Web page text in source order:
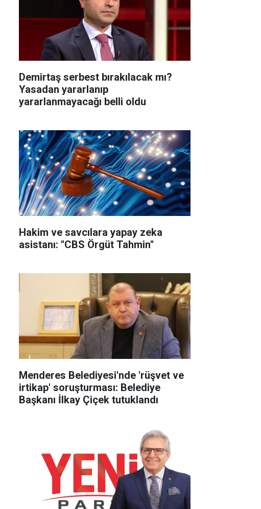
Demirtaş serbest bırakılacak mı?
Yasadan yararlanıp
yararlanmayacağı belli oldu
Hakim ve savcılara yapay zeka
asistanı: ''CBS Örgüt Tahmin''
Menderes Belediyesi'nde 'rüşvet ve
irtikap' soruşturması: Belediye
Başkanı İlkay Çiçek tutuklandı